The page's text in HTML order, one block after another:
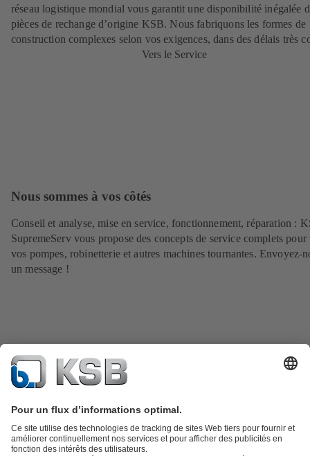
réseau logistique mondial vous garantit une disponibilité inégalée
pièces de rechange d’origine KSB. Nous fabriquons les formes de
construction complexes selon vos exigences, dans des délais très
Vers le Service
Nous sommes à vos côtés
Conseil et analyse, mise en service, fonctionnement, réparation :
SupremeServ vous propose des concepts de service complets pour
vos pompes, robinetterie et autres machines tournantes. Envoyez-
un message !